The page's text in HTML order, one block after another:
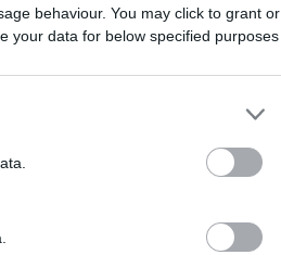
behaviour. You may click to grant or
your data for below specified purposes
της εθιμικής
είτε για
την ώρα των